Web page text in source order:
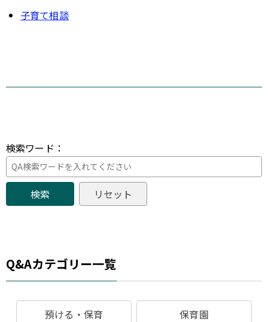
子育て相談
検索ワード：
Q&Aカテゴリー一覧
預ける・保育 保育園